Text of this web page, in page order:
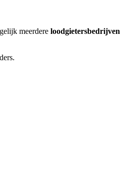
meerdere loodgietersbedrijven